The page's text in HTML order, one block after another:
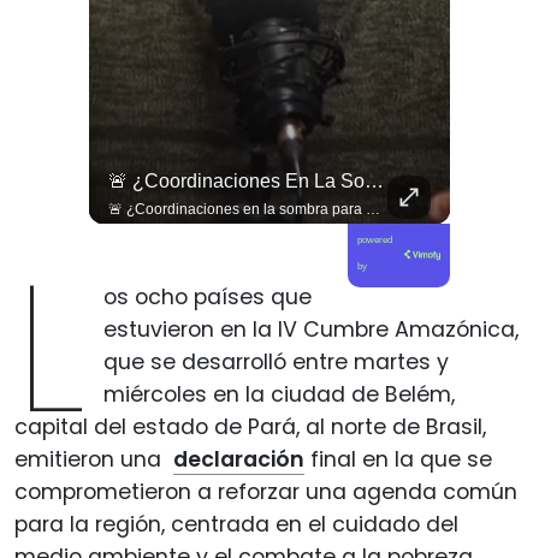
🚨 ¿Coordinaciones En La Sombra Para Blindar Una Candidatura Presidencial?
🚨 ¿Coordinaciones en la sombra para blindar una candidatura presidencial? Nuevos chats salpican a Andrés Chadwick. 🇨🇱⚖️ Mensajes incautados por la Fiscalía revelan que el exministro operó junto a Luis Hermosilla para preparar a testigos clave en la causa por coimas de LAN en 2009. Las conversaciones desmienten la versión de Chadwick sobre haberse enterado del caso por la prensa, exponiendo una estrategia judicial y comunicacional para evitar que el escándalo de información privilegiada y pagos indebidos afectara la carrera de Sebastián Piñera a La Moneda. 📲💣 🎥 Revisa el desglose completo de los chats y los detalles del reportaje en elciudadano.com 🔗 (Link en la biografía). ¿Qué impacto crees que tienen estas revelaciones en la trastienda del poder político? Te leemos en los comentarios. 💬👇🏼
powered
by
L
os ocho países que
estuvieron en la IV Cumbre Amazónica,
que se desarrolló entre martes y
miércoles en la ciudad de Belém,
capital del estado de Pará, al norte de Brasil,
emitieron una declaración final en la que se
comprometieron a reforzar una agenda común
para la región, centrada en el cuidado del